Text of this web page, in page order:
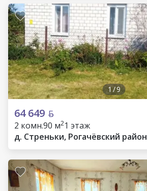
1/9
64 649
2 комн.90 м21 этаж
д. Стреньки, Рогачёвский район